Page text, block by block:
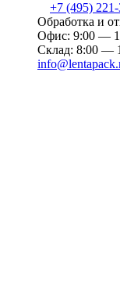
+7 (495)
Обработка и
Офис: 9:00 —
Склад: 8:00 —